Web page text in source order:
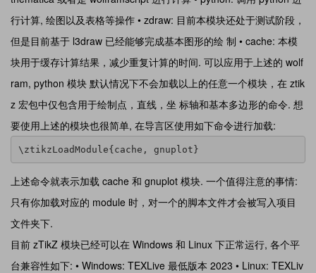
行计算, 绘图以及表格等操作 • zdraw: 目前本模块还处于测试阶段，
但是目前基于 l3draw 已经能够完成基本图形的绘 制 • cache: 本模
块用于缓存计算结果，减少重复计算的时间. 可以应用于上述的 wolf
ram, python 模块 默认情况下不会加载以上的任意一个模块，在 ztik
z 宏包中仅包含用于绘制点，直线，坐 标轴和基本多边形的命令. 想
要使用上述的模块也很简单, 在导言区使用如下命令进行加载:
\ztikzLoadModule{cache, gnuplot}
上述命令就表示加载 cache 和 gnuplot 模块. 一个值得注意的事情:
只有你加载对应的 module 时，对一个的脚本文件才会被写入项目
文件夹下.
目前 zTikZ 模块已经可以在 Windows 和 Linux 下正常运行, 各个平
台兼容性如下: • Windows: TEXLive 最低版本 2023 • Linux: TEXLiv